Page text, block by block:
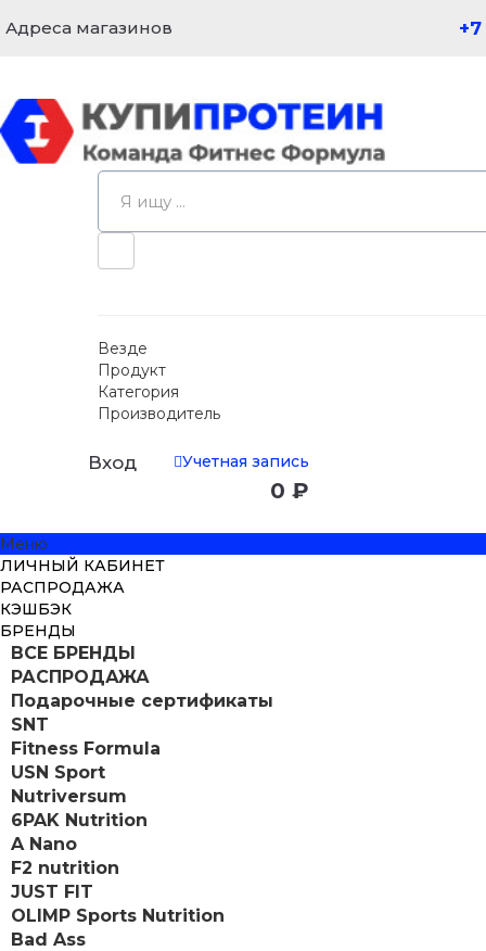
Адреса магазинов
Везде
Продукт
Категория
Производитель
Вход Учетная запись
0 ₽
Меню
ЛИЧНЫЙ КАБИНЕТ
РАСПРОДАЖА
КЭШБЭК
БРЕНДЫ
ВСЕ БРЕНДЫ
РАСПРОДАЖА
Подарочные сертификаты
SNT
Fitness Formula
USN Sport
Nutriversum
6PAK Nutrition
A Nano
F2 nutrition
JUST FIT
OLIMP Sports Nutrition
Bad Ass